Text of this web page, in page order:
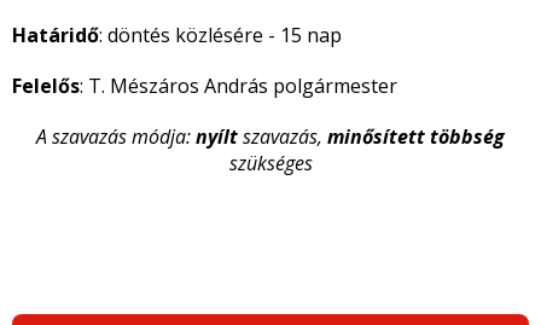
Határidő: döntés közlésére - 15 nap
Felelős: T. Mészáros András polgármester
A szavazás módja:nyíltszavazás, minősített többség
szükséges